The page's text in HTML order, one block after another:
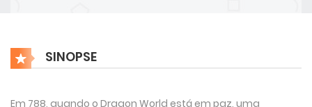
SINOPSE
Em 788, quando o Dragon World está em paz, uma